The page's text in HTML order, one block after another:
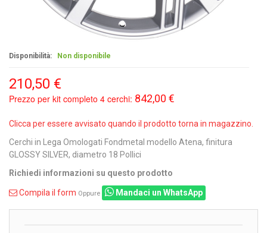
Disponibilità: Non disponibile
210,50 €
Prezzo per kit completo 4 cerchi: 842,00 €
Clicca per essere avvisato quando il prodotto torna in magazzino.
Cerchi in Lega Omologati Fondmetal modello Atena, finitura
GLOSSY SILVER, diametro 18 Pollici
Richiedi informazioni su questo prodotto
Compila il form Oppure Mandaci un WhatsApp